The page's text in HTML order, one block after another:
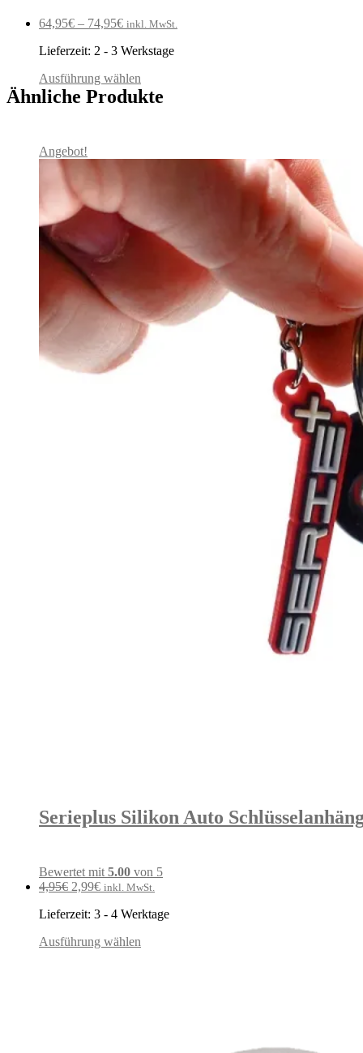
64,95€ – 74,95€ inkl. MwSt.
Lieferzeit: 2 - 3 Werkstage
Ausführung wählen
Ähnliche Produkte
Angebot!
Serieplus Silikon Auto
Bewertet mit 5.00 von 5
4,95€ Ursprünglicher
war:
2,99€Aktueller
ist:
inkl. MwSt.
Lieferzeit: 3 - 4 Werktage
Ausführung wählen